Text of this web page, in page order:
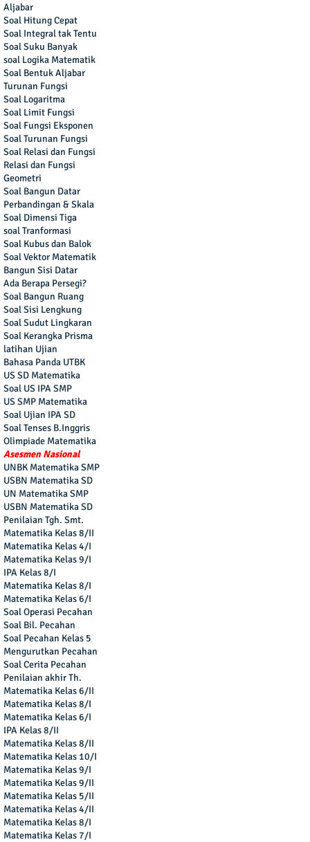
Aljabar
Soal Hitung Cepat
Soal Integral tak Tentu
Soal Suku Banyak
soal Logika Matematik
Soal Bentuk Aljabar
Turunan Fungsi
Soal Logaritma
Soal Limit Fungsi
Soal Fungsi Eksponen
Soal Turunan Fungsi
Soal Relasi dan Fungsi
Relasi dan Fungsi
Geometri
Soal Bangun Datar
Perbandingan & Skala
Soal Dimensi Tiga
soal Tranformasi
Soal Kubus dan Balok
Soal Vektor Matematik
Bangun Sisi Datar
Ada Berapa Persegi?
Soal Bangun Ruang
Soal Sisi Lengkung
Soal Sudut Lingkaran
Soal Kerangka Prisma
latihan Ujian
Bahasa Panda UTBK
US SD Matematika
Soal US IPA SMP
US SMP Matematika
Soal Ujian IPA SD
Soal Tenses B.Inggris
Olimpiade Matematika
Asesmen Nasional
UNBK Matematika SMP
USBN Matematika SD
UN Matematika SMP
USBN Matematika SD
Penilaian Tgh. Smt.
Matematika Kelas 8/II
Matematika Kelas 4/I
Matematika Kelas 9/I
IPA Kelas 8/I
Matematika Kelas 8/I
Matematika Kelas 6/I
Soal Operasi Pecahan
Soal Bil. Pecahan
Soal Pecahan Kelas 5
Mengurutkan Pecahan
Soal Cerita Pecahan
Penilaian akhir Th.
Matematika Kelas 6/II
Matematika Kelas 8/I
Matematika Kelas 6/I
IPA Kelas 8/II
Matematika Kelas 8/II
Matematika Kelas 10/I
Matematika Kelas 9/I
Matematika Kelas 9/II
Matematika Kelas 5/II
Matematika Kelas 4/II
Matematika Kelas 8/I
Matematika Kelas 7/I